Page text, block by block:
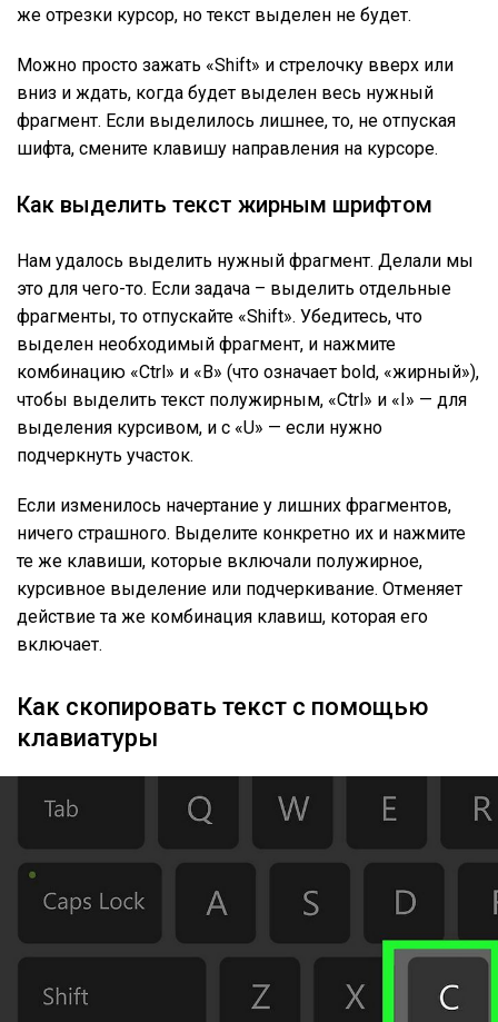
же отрезки курсор, но текст выделен не будет.
Можно просто зажать «Shift» и стрелочку вверх или
вниз и ждать, когда будет выделен весь нужный
фрагмент. Если выделилось лишнее, то, не отпуская
шифта, смените клавишу направления на курсоре.
Как выделить текст жирным шрифтом
Нам удалось выделить нужный фрагмент. Делали мы
это для чего-то. Если задача – выделить отдельные
фрагменты, то отпускайте «Shift». Убедитесь, что
выделен необходимый фрагмент, и нажмите
комбинацию «Ctrl» и «B» (что означает bold, «жирный»),
чтобы выделить текст полужирным, «Ctrl» и «I» — для
выделения курсивом, и с «U» — если нужно
подчеркнуть участок.
Если изменилось начертание у лишних фрагментов,
ничего страшного. Выделите конкретно их и нажмите
те же клавиши, которые включали полужирное,
курсивное выделение или подчеркивание. Отменяет
действие та же комбинация клавиш, которая его
включает.
Как скопировать текст с помощью
клавиатуры